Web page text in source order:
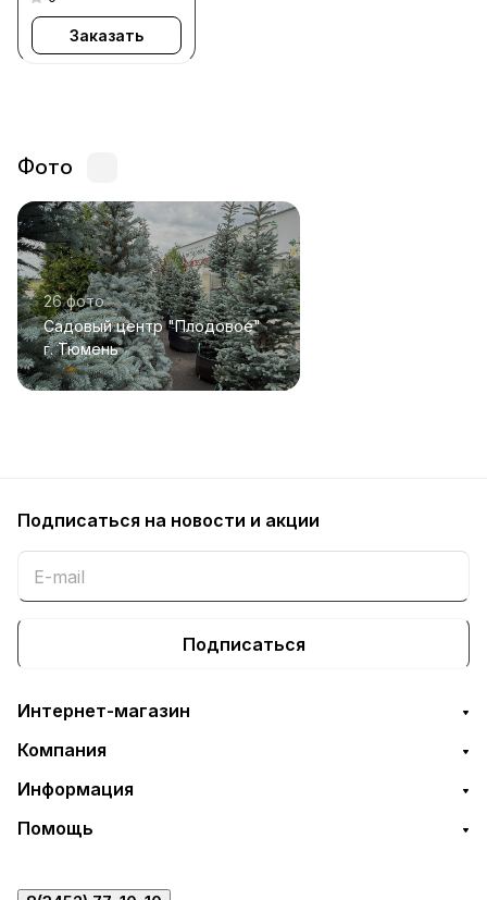
Заказать
Фото
26 фото
Садовый центр "Плодовое"
г. Тюмень
Подписаться на новости и акции
Подписаться
Интернет-магазин
Компания
Информация
Помощь